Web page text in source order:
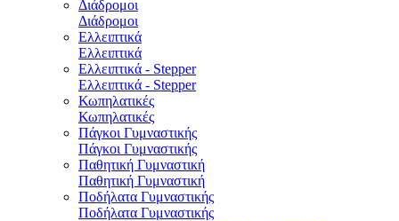
Διάδρομοι
Διάδρομοι
Ελλειπτικά
Ελλειπτικά
Ελλειπτικά - Stepper
Ελλειπτικά - Stepper
Κωπηλατικές
Κωπηλατικές
Πάγκοι Γυμναστικής
Πάγκοι Γυμναστικής
Παθητική Γυμναστική
Παθητική Γυμναστική
Ποδήλατα Γυμναστικής
Ποδήλατα Γυμναστικής